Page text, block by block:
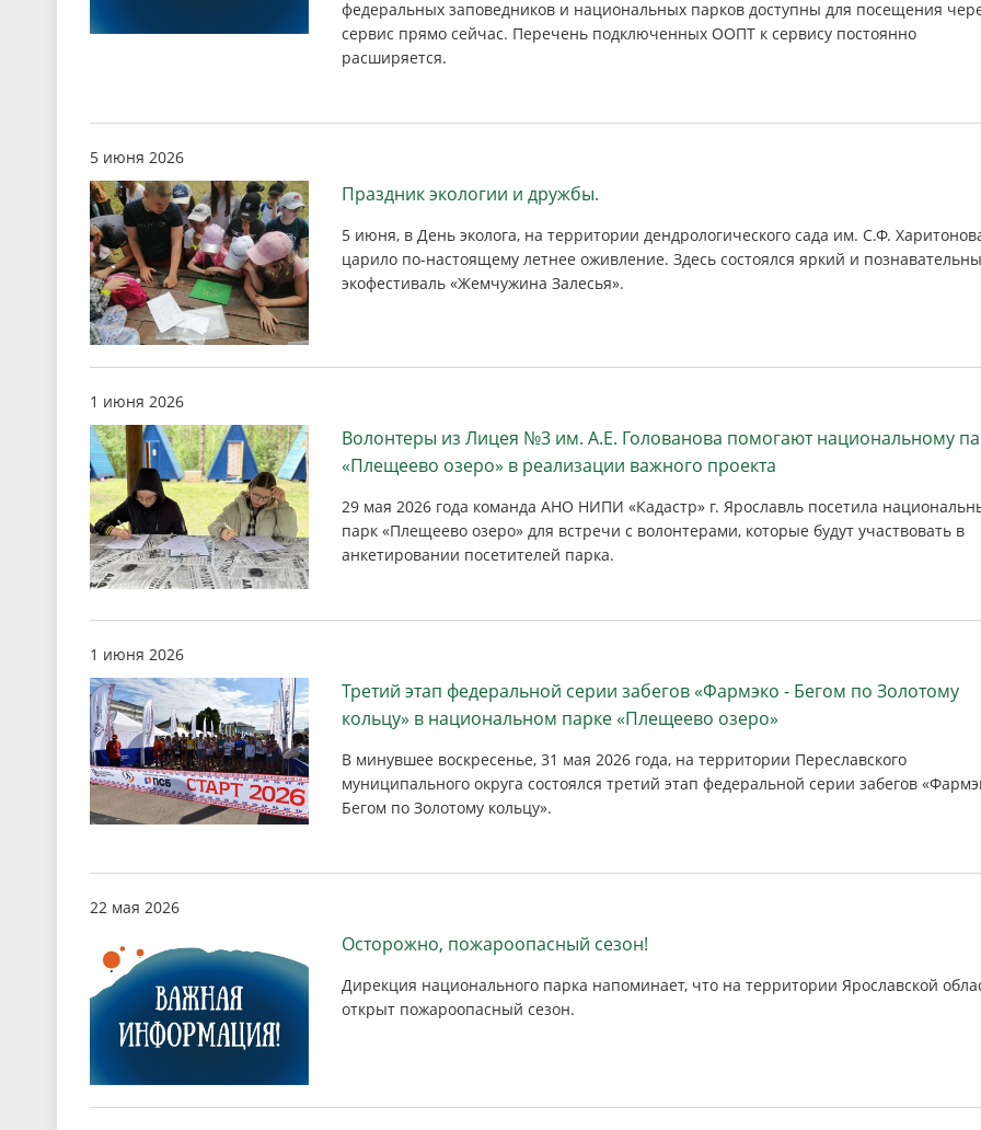
федеральных заповедников и национальных парков доступны для посещения
сервис прямо сейчас. Перечень подключенных ООПТ к сервису постоянно
расширяется.
5 июня 2026
Праздник экологии и дружбы.
5 июня, в День эколога, на территории дендрологического сада им. С.Ф.
царило по-настоящему летнее оживление. Здесь состоялся яркий и
экофестиваль «Жемчужина Залесья».
1 июня 2026
Волонтеры из Лицея №3 им. А.Е. Голованова помогают национальному
«Плещеево озеро» в реализации важного проекта
29 мая 2026 года команда АНО НИПИ «Кадастр» г. Ярославль посетила
парк «Плещеево озеро» для встречи с волонтерами, которые будут участвовать в
анкетировании посетителей парка.
1 июня 2026
Третий этап федеральной серии забегов «Фармэко - Бегом по Золотому
кольцу» в национальном парке «Плещеево озеро»
В минувшее воскресенье, 31 мая 2026 года, на территории Переславского
муниципального округа состоялся третий этап федеральной серии забегов
Бегом по Золотому кольцу».
22 мая 2026
Осторожно, пожароопасный сезон!
Дирекция национального парка напоминает, что на территории Ярославской
открыт пожароопасный сезон.